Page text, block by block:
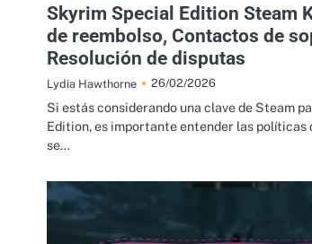
Skyrim Special Edition Steam
de reembolso, Contactos de
Resolución de disputas
Lydia Hawthorne 26/02/2026
Si estás considerando una clave de Steam
Edition, es importante entender las políticas
se…